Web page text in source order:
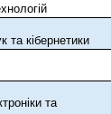
та кібернетики
та